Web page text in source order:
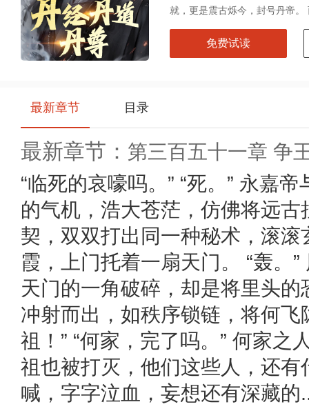
就，更是震古烁今，封号丹帝
免费试读
最新章节 目录
最新章节： 第三百五十一章 争
“临死的哀嚎吗。” “死。” 永嘉
的气机，浩大苍茫，仿佛将远
契，双双打出同一种秘术，滚
霞，上门托着一扇天门。 “轰。
天门的一角破碎，却是将里头
冲射而出，如秩序锁链，将何
祖！” “何家，完了吗。” 何家
祖也被打灭，他们这些人，还
喊，字字泣血，妄想还有深藏的
分享 即得易币，快将本书一键分享给小伙伴们吧